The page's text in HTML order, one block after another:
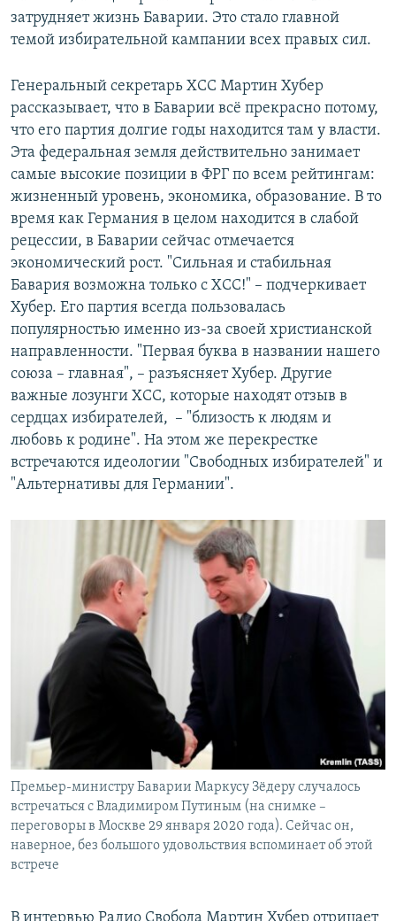
затрудняет жизнь Баварии. Это стало главной
темой избирательной кампании всех правых сил.
Генеральный секретарь ХСС Мартин Хубер
рассказывает, что в Баварии всё прекрасно потому,
что его партия долгие годы находится там у власти.
Эта федеральная земля действительно занимает
самые высокие позиции в ФРГ по всем рейтингам:
жизненный уровень, экономика, образование. В то
время как Германия в целом находится в слабой
рецессии, в Баварии сейчас отмечается
экономический рост. "Сильная и стабильная
Бавария возможна только с ХСС!" – подчеркивает
Хубер. Его партия всегда пользовалась
популярностью именно из-за своей христианской
направленности. "Первая буква в названии нашего
союза – главная", – разъясняет Хубер. Другие
важные лозунги ХСС, которые находят отзыв в
сердцах избирателей, ­ – "близость к людям и
любовь к родине". На этом же перекрестке
встречаются идеологии "Свободных избирателей" и
"Альтернативы для Германии".
Премьер-министру Баварии Маркусу Зёдеру случалось
встречаться с Владимиром Путиным (на снимке –
переговоры в Москве 29 января 2020 года). Сейчас он,
наверное, без большого удовольствия вспоминает об этой
встрече